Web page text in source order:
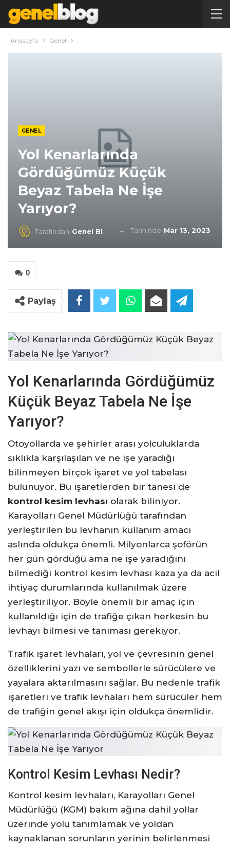
Anasayfa Genel
GENEL
Yol Kenarlarında
Gördüğümüz Küçük
Beyaz Tabela Ne İşe
Yarıyor?
Tarafından Genel Blog Tarihinde Mar 13, 2023
0
Paylaş
Yol Kenarlarında Gördüğümüz
Küçük Beyaz Tabela Ne İşe
Yarıyor?
Otoyollarda ve şehirler arası yolculuklarda
sıklıkla karşılaşılan ve ne işe yaradığı
bilinmeyen birçok işaret ve yol tabelası
bulunuyor. Bu işaretlerden bir tanesi de
kontrol kesim levhası olarak biliniyor.
Karayolları Genel Müdürlüğü tarafından
yerleştirilen bu levhanın kullanım amacı
aslında oldukça önemli. Milyonlarca şoförün
her gün gördüğü ama ne işe yaradığını
bilmediği kontrol kesim levhası kaza ya da acil
ihtiyaç durumlarında kullanılmak üzere
yerleştiriliyor. Böyle önemli bir amaç için
kullanıldığı için de trafiğe çıkan herkesin bu
levhayı bilmesi ve tanıması gerekiyor.
Trafik işaret levhaları, yol ve çevresinin genel
özelliklerini yazı ve sembollerle sürücülere ve
yayalara aktarılmasını sağlar. Bu nedenle trafik
işaretleri ve trafik levhaları hem sürücüler hem
de trafiğin genel akışı için oldukça önemlidir.
Kontrol Kesim Levhası Nedir?
Kontrol kesim levhaları, Karayolları Genel
Müdürlüğü (KGM) bakım ağına dahil yollar
üzerinde yolu tanımlamak ve yoldan
kaynaklanan sorunların yerinin belirlenmesi